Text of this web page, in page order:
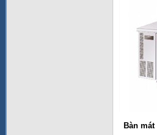
Bàn